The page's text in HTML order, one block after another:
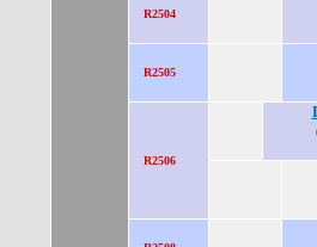
R2504
R2505
R2506